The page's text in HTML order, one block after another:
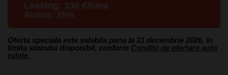
Leasing: 330 €/luna
Avans: 25%
Oferta speciala este valabila pana la 31 decembrie 2026, în
limita stocului disponibil, conform Conditii de ofertare auto
rulate.